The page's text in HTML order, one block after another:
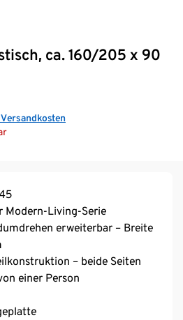
ca. 160/205 x 90
Modern-Living-Serie
erweiterbar – Breite
– beide Seiten
einer Person